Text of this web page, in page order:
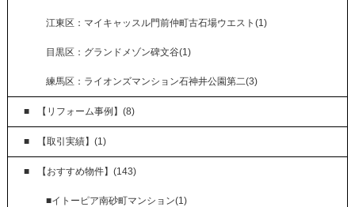
江東区：マイキャッスル門前仲町古石場ウエスト(1)
目黒区：グランドメゾン碑文谷(1)
練馬区：ライオンズマンション石神井公園第二(3)
【リフォーム事例】(8)
【取引実績】(1)
【おすすめ物件】(143)
■イトーピア南砂町マンション(1)